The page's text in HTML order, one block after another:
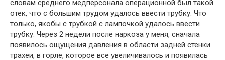
словам среднего медперсонала операционной был такой
отек, что с большим трудом удалось ввести трубку. Что
только, якобы с трубкой с лампочкой удалось ввести
трубку. Через 2 недели после наркоза у меня, сначала
появилось ощущения давления в области задней стенки
трахеи, в горле, которое все увеличивалось и появилась